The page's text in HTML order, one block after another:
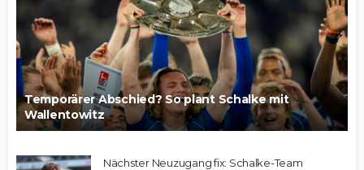
Temporärer Abschied? So plant Schalke mit
Wallentowitz
Nächster Neuzugang fix: Schalke-Team